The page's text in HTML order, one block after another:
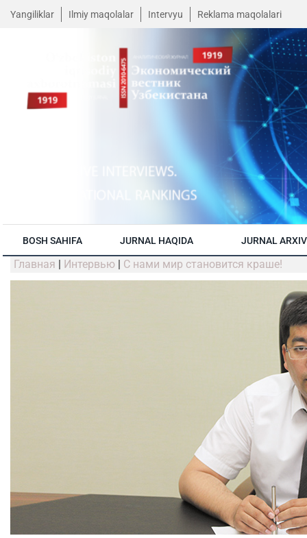
Yangiliklar Ilmiy maqolalar Intervyu Reklama maqolalari
BOSH SAHIFA JURNAL HAQIDA JURNAL
Главная | Интервью | С нами мир становится краше!